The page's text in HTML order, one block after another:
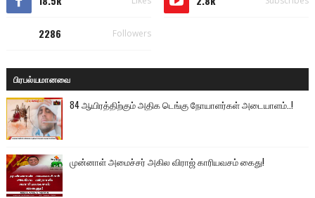
2286 Followers
பிரபல்யமானவை
84 ஆயிரத்திற்கும் அதிக டெங்கு நோயாளர்கள் அடையாளம்..!
முன்னாள் அமைச்சர் அகில விராஜ் காரியவசம் கைது!